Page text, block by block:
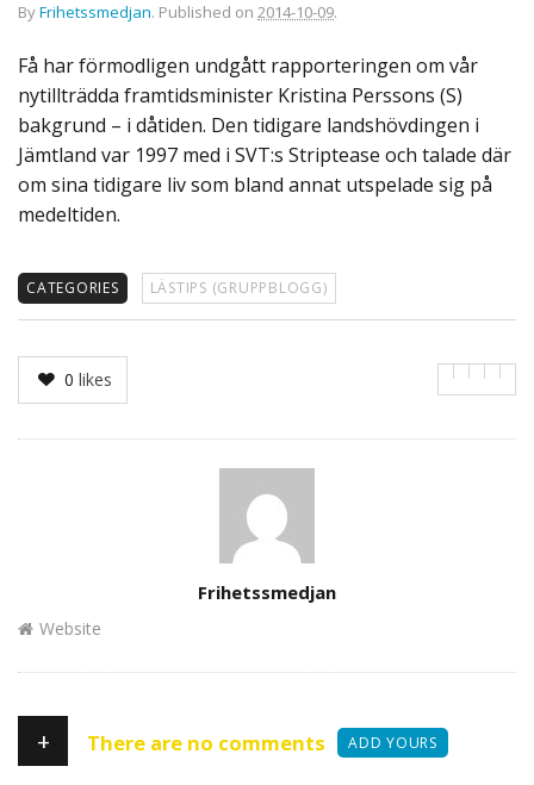
ByFrihetssmedjan. Published on 2014-10-09.
Få har förmodligen undgått rapporteringen om vår
nytillträdda framtidsminister Kristina Perssons (S)
bakgrund – i dåtiden. Den tidigare landshövdingen i
Jämtland var 1997 med i SVT:s Striptease och talade där
om sina tidigare liv som bland annat utspelade sig på
medeltiden.
CATEGORIES LÄSTIPS (GRUPPBLOGG)
0 likes
Frihetssmedjan
Website
+ There are no comments ADD YOURS